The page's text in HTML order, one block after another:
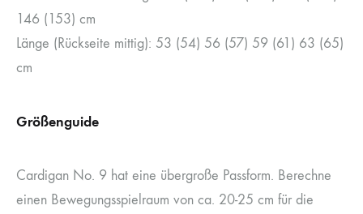
146 (153) cm
Länge (Rückseite mittig): 53 (54) 56 (57) 59 (61) 63 (65)
cm
Größenguide
Cardigan No. 9 hat eine übergroße Passform. Berechne
einen Bewegungsspielraum von ca. 20-25 cm für die